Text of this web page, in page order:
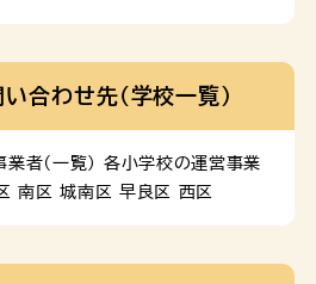
は終了しました。 概要 子育てと
いて学ぶほか、子育て中の方々
通じて将来 […]
た準備を行いながら、将来のラ
体的に考えます。 ２ 子育て体
０-６歳）を子育て中のご家庭と
てなどの疑問や悩みに対し、子
合わせ先（学校一覧）
者（一覧） 各小学校の運営事業
南区 城南区 早良区 西区